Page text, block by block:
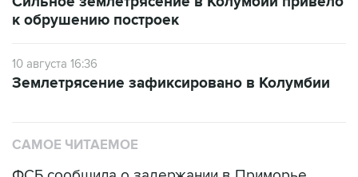
к обрушению построек
10 августа 16:36
Землетрясение зафиксировано в Колумбии
САМОЕ ЧИТАЕМОЕ